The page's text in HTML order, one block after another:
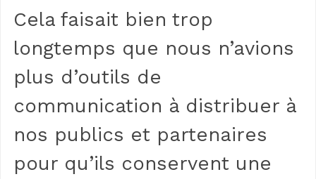
Cela faisait bien trop
longtemps que nous n’avions
plus d’outils de
communication à distribuer à
nos publics et partenaires
pour qu’ils conservent une